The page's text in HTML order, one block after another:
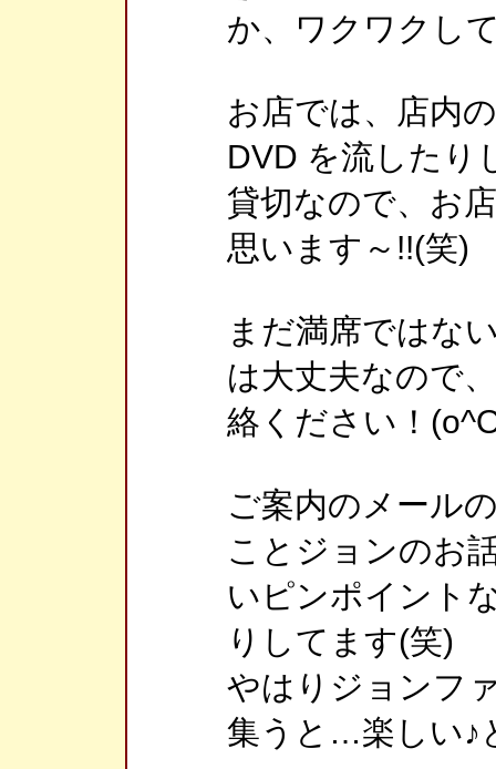
か、ワクワクし
お店では、店内
DVD を流したり
貸切なので、お
思います～!!(笑)
まだ満席ではな
は大丈夫なので
絡ください！
ご案内のメール
ことジョンのお
いピンポイント
りしてます(笑)
やはりジョンフ
集うと…楽しい♪